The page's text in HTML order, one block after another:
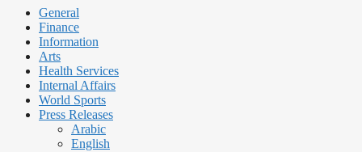
General
Finance
Information
Arts
Health Services
Internal Affairs
World Sports
Press Releases
Arabic
English